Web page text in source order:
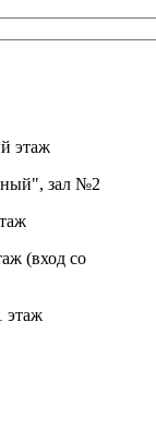
этаж
зал №2
(вход со
этаж